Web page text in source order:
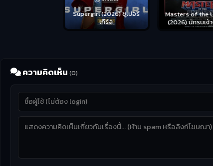
Supergirl (2026) ซูเปอร์
เกิร์ล
Masters of the
(2026) นักรบเจ้าจั
ความคิดเห็น (0)